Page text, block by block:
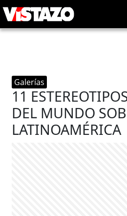
Galerías
11
DEL MUNDO
LATINOAMÉRICA